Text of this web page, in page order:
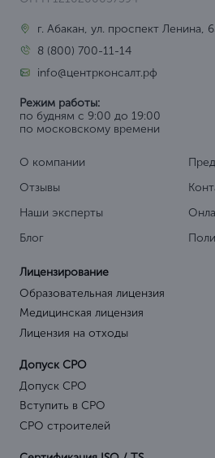
г. Абакан, ул. проспект Ленина,
8 (800) 700-11-14
info@центрконсалт.рф
Режим работы:
по будням с 9:00 до 19:00
по московскому времени
О компании
Отзывы
Наши эксперты
Блог
Лицензирование
Образовательная лицензия
Медицинская лицензия
Лицензия на отходы
Допуск СРО
Допуск СРО
Вступить в СРО
СРО строителей